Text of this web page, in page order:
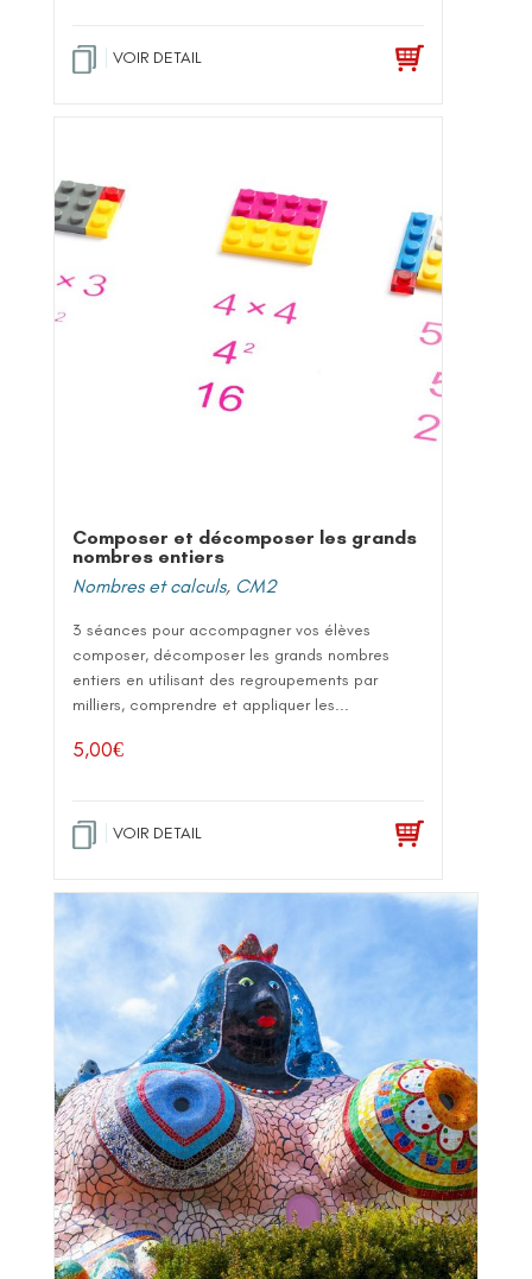
VOIR DETAIL
Composer et décomposer les grands
nombres entiers
Nombres et calculs, CM2
3 séances pour accompagner vos élèves
composer, décomposer les grands nombres
entiers en utilisant des regroupements par
milliers, comprendre et appliquer les...
5,00€
VOIR DETAIL